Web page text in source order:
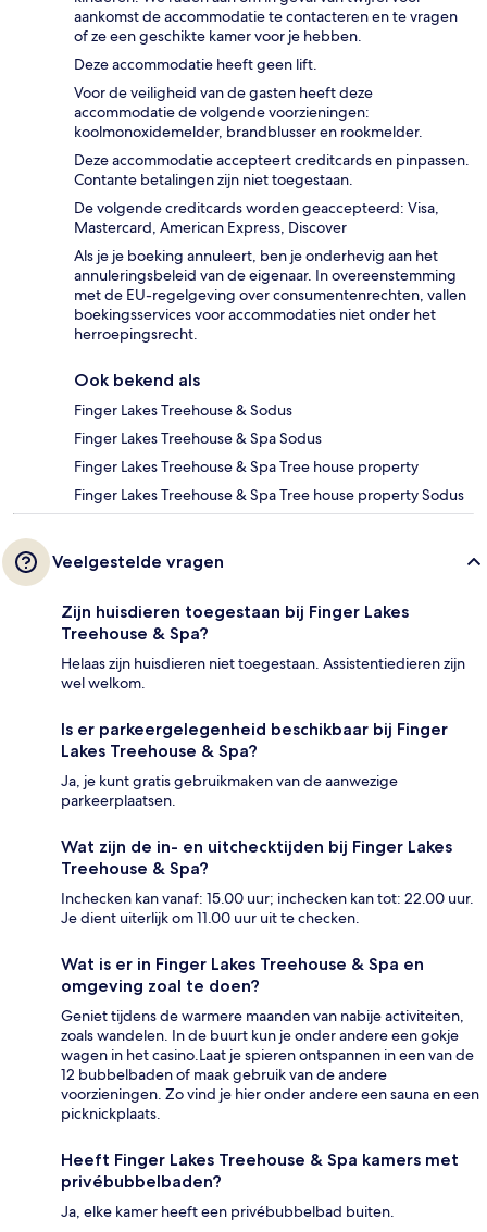
aankomst de accommodatie te contacteren en te vragen
of ze een geschikte kamer voor je hebben.
Deze accommodatie heeft geen lift.
Voor de veiligheid van de gasten heeft deze
accommodatie de volgende voorzieningen:
koolmonoxidemelder, brandblusser en rookmelder.
Deze accommodatie accepteert creditcards en pinpassen.
Contante betalingen zijn niet toegestaan.
De volgende creditcards worden geaccepteerd: Visa,
Mastercard, American Express, Discover
Als je je boeking annuleert, ben je onderhevig aan het
annuleringsbeleid van de eigenaar. In overeenstemming
met de EU-regelgeving over consumentenrechten, vallen
boekingsservices voor accommodaties niet onder het
herroepingsrecht.
Ook bekend als
Finger Lakes Treehouse & Sodus
Finger Lakes Treehouse & Spa Sodus
Finger Lakes Treehouse & Spa Tree house property
Finger Lakes Treehouse & Spa Tree house property Sodus
Veelgestelde vragen
Zijn huisdieren toegestaan bij Finger Lakes
Treehouse & Spa?
Helaas zijn huisdieren niet toegestaan. Assistentiedieren zijn
wel welkom.
Is er parkeergelegenheid beschikbaar bij Finger
Lakes Treehouse & Spa?
Ja, je kunt gratis gebruikmaken van de aanwezige
parkeerplaatsen.
Wat zijn de in- en uitchecktijden bij Finger Lakes
Treehouse & Spa?
Inchecken kan vanaf: 15.00 uur; inchecken kan tot: 22.00 uur.
Je dient uiterlijk om 11.00 uur uit te checken.
Wat is er in Finger Lakes Treehouse & Spa en
omgeving zoal te doen?
Geniet tijdens de warmere maanden van nabije activiteiten,
zoals wandelen. In de buurt kun je onder andere een gokje
wagen in het casino.Laat je spieren ontspannen in een van de
12 bubbelbaden of maak gebruik van de andere
voorzieningen. Zo vind je hier onder andere een sauna en een
picknickplaats.
Heeft Finger Lakes Treehouse & Spa kamers met
privébubbelbaden?
Ja, elke kamer heeft een privébubbelbad buiten.